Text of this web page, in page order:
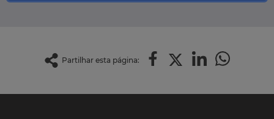
Partilhar esta página: